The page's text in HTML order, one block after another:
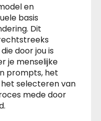
en
basis
Dit
door jou is
je menselijke
prompts, het
selecteren van
mede door